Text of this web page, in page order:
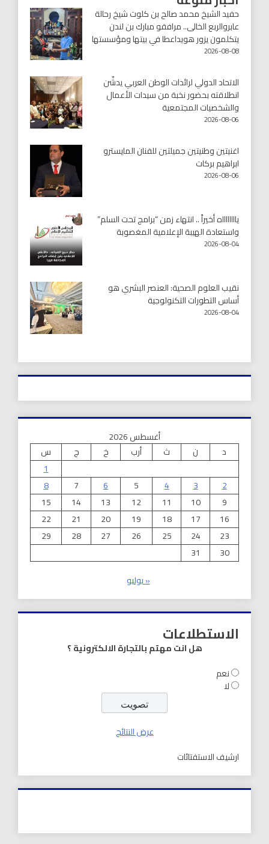
حفيد الشيخ محمد صالح بن كلوت شيخ رحالة
عابروالربع الخالى.. مرافقو مبارك بن لندن
يتكلمون يزور هويداعطا في بيتها ومؤسستها
2026-08-08
الاتحاد الدولي لرائدات الوطن العربي يدشّن
انطلاقته بحضور نخبة من سيدات الأعمال
والشخصيات المجتمعية
2026-08-06
اغنيتين وطنيتين جميلتين للفنان المايسترو
ابراهيم بركات
2026-08-06
يااااااااه أخيراً .. انتهاء زمن “برامج تحت السلم”
واستعادة الهيبة الإعلامية المغصوبة
2026-08-04
نقيب العلوم الصحية: العنصر البشري هو
أساس التطورات التكنولوجية
2026-08-04
أغسطس 2026
د
ن ث أرب خ ج
س
1
2
3
4
5
6
7
8
9
10
11
12
13
14
15
16
17
18
19
20
21
22
23
24
25
26
27
28
29
30
31
« يوليو
الاستطلاعات
هل انت مهتم بالتجارة الالكترونية ؟
نعم
لا
عرض النتائج
ارشيف الاستفتائات